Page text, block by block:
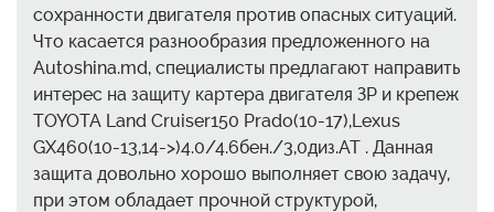
сохранности двигателя против опасных ситуаций.
Что касается разнообразия предложенного на
Autoshina.md, специалисты предлагают направить
интерес на защиту картера двигателя ЗР и крепеж
TOYOTA Land Cruiser150 Prado(10-17),Lexus
GX460(10-13,14->)4.0/4.6бен./3,0диз.AT . Данная
защита довольно хорошо выполняет свою задачу,
при этом обладает прочной структурой,